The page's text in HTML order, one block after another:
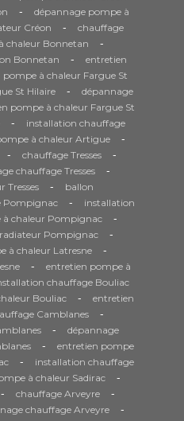
-
dépannage pompe à
Créon -
chauffage
chaleur Bonnetan -
Bonnetan -
entretien
pompe à chaleur Fargue St
St Hilaire -
dépannage
pompe à chaleur Fargue St
-
installation chauffage
à chaleur Artigue -
- chauffage Tresses -
chauffage Tresses -
Tresses -
ballon
Pompignac -
installation
à chaleur Pompignac -
Pompignac -
à chaleur Latresne -
-
entretien pompe à
chauffage Bouliac
Bouliac -
entretien
Camblanes -
-
dépannage
-
entretien pompe
-
installation chauffage
à chaleur Sadirac -
- chauffage Arveyre -
chauffage Arveyre -